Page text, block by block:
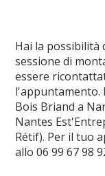
Hai la possibilità
sessione di
essere
l'appuntamento.
Bois Briand a
Nantes
Rétif). Per il tuo
allo 06 99 67 98